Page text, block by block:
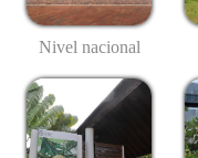
Nivel nacional